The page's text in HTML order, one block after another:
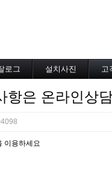
로그 설치사진 고
온
항은 온라인상
이용하세요